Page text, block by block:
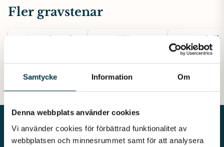
Samtycke Information Om
Denna webbplats använder cookies
Vi använder cookies för förbättrad funktionalitet av
webbplatsen och minnesrummet samt för att analysera
Fler gravstenar
Grundsund
19900 kr
Tjörn
26400 kr
Solvik
Mörkgrå
16900 kr